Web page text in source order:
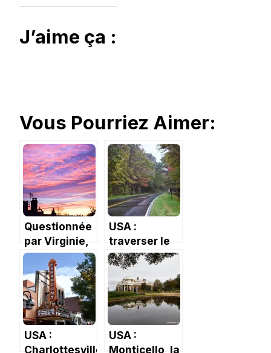
J’aime ça :
Vous Pourriez Aimer:
Questionnée
par Virginie,
du blog Joli
Bonheur.
USA :
traverser le
Parc National
du
Shenandoah
et croiser un
ours.
USA :
Charlottesville
USA :
Monticello, la